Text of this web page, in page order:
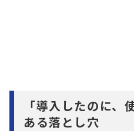
「導入したのに
ある落とし穴